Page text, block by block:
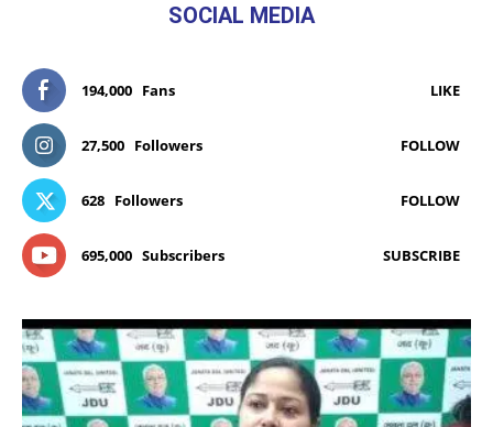
SOCIAL MEDIA
194,000 Fans LIKE
27,500 Followers FOLLOW
628 Followers FOLLOW
695,000 Subscribers SUBSCRIBE